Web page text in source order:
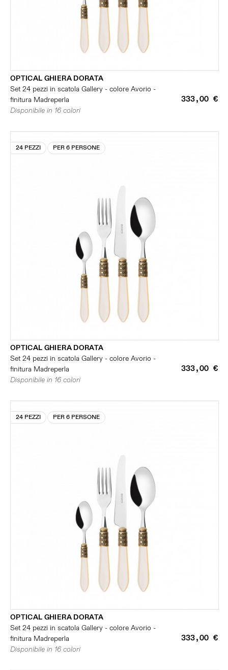
OPTICAL GHIERA DORATA
Set 24 pezzi in scatola Gallery - colore Avorio -
finitura Madreperla
333,00 €
Disponibile in 16 colori
24 PEZZI PER 6 PERSONE
OPTICAL GHIERA DORATA
Set 24 pezzi in scatola Gallery - colore Avorio -
finitura Madreperla
333,00 €
Disponibile in 16 colori
24 PEZZI PER 6 PERSONE
OPTICAL GHIERA DORATA
Set 24 pezzi in scatola Gallery - colore Avorio -
finitura Madreperla
333,00 €
Disponibile in 16 colori